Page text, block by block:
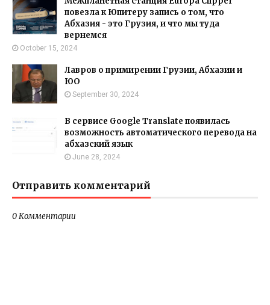
повезла к Юпитеру запись о том, что
Абхазия - это Грузия, и что мы туда
вернемся
October 15, 2024
Лавров о примирении Грузии, Абхазии и
ЮО
September 30, 2024
В сервисе Google Translate появилась
возможность автоматического перевода на
абхазский язык
June 28, 2024
Отправить комментарий
0 Комментарии